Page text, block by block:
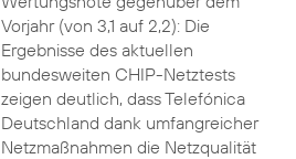
Vorjahr (von 3,1 auf 2,2): Die
Ergebnisse des aktuellen
bundesweiten CHIP-Netztests
zeigen deutlich, dass Telefónica
Deutschland dank umfangreicher
Netzmaßnahmen die Netzqualität